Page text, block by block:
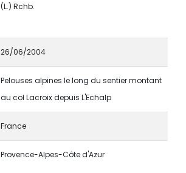
(L.) Rchb.
26/06/2004
Pelouses alpines le long du sentier montant
au col Lacroix depuis L'Echalp
France
Provence-Alpes-Côte d'Azur